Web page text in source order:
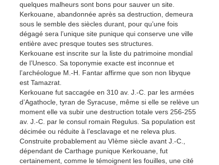
quelques malheurs sont bons pour sauver un site.
Kerkouane, abandonnée après sa destruction, demeura
sous le semble des siècles durant, pour qu’une fois
dégagé sera l’unique site punique qui conserve une ville
entière avec presque toutes ses structures.
Kerkouane est inscrite sur la liste du patrimoine mondial
de l’Unesco. Sa toponymie exacte est inconnue et
l’archéologue M.-H. Fantar affirme que son non libyque
est Tamazrat.
Kerkouane fut saccagée en 310 av. J.-C. par les armées
d’Agathocle, tyran de Syracuse, même si elle se relève un
moment elle va subir une destruction totale vers 256-255
av. J.-C. par le consul romain Regulus. Sa population est
décimée ou réduite à l’esclavage et ne releva plus.
Construite probablement au VIème siècle avant J.-C.,
dépendant de Carthage punique Kerkouane, fut
certainement, comme le témoignent les fouilles, une cité